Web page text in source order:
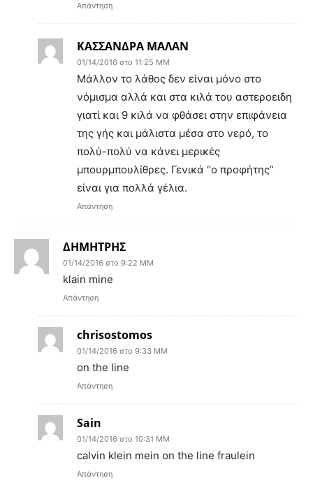
Απάντηση
ΚΑΣΣΑΝΔΡΑ ΜΑΛΑΝ
01/14/2016 στο 11:25 ΜΜ
Μάλλον το λάθος δεν είναι μόνο στο
νόμισμα αλλά και στα κιλά του αστεροειδη
γιατί και 9 κιλά να φθάσει στην επιφάνεια
της γής και μάλιστα μέσα στο νερό, το
πολύ-πολύ να κάνει μερικές
μπουρμπουλίθρες. Γενικά “ο προφήτης”
είναι για πολλά γέλια.
Απάντηση
ΔΗΜΗΤΡΗΣ
01/14/2016 στο 9:22 ΜΜ
klain mine
Απάντηση
chrisostomos
01/14/2016 στο 9:33 ΜΜ
on the line
Απάντηση
Sain
01/14/2016 στο 10:31 ΜΜ
calvin klein mein on the line fraulein
Απάντηση